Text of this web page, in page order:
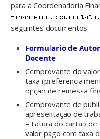
para a Coordenadoria
seguintes documentos:
Formulário de
Docente
Comprovante do
taxa
opção de remessa
Comprovante de
apresentação de
– Fatura do cartão
valor pago com taxa